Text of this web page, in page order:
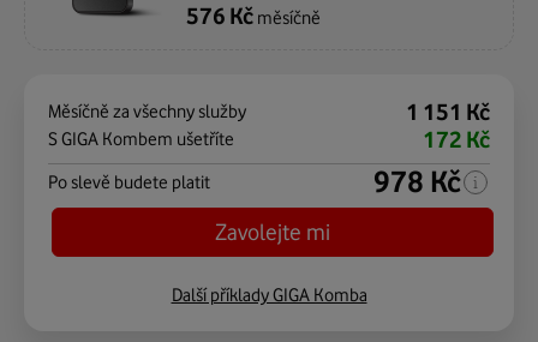
576 Kč měsíčně
Měsíčně za všechny služby 1 151 Kč
S GIGA Kombem ušetříte 172 Kč
Po slevě budete platit 978 Kč
Zavolejte mi
Další příklady GIGA Komba